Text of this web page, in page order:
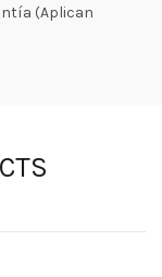
(Aplican